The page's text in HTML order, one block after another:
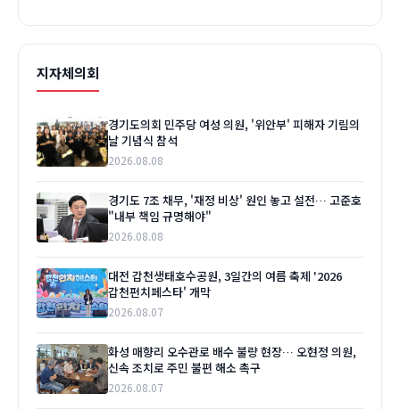
지자체의회
경기도의회 민주당 여성 의원, '위안부' 피해자 기림의
날 기념식 참석
2026.08.08
경기도 7조 채무, '재정 비상' 원인 놓고 설전… 고준호
"내부 책임 규명해야"
2026.08.08
대전 갑천생태호수공원, 3일간의 여름 축제 '2026
갑천펀치페스타' 개막
2026.08.07
화성 매향리 오수관로 배수 불량 현장… 오현정 의원,
신속 조치로 주민 불편 해소 촉구
2026.08.07